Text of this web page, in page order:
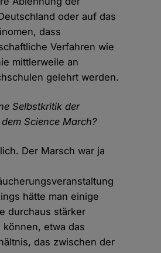
oder auf das
dass
Verfahren wie
mittlerweile an
gelehrt werden.
Selbstkritik der
Science March?
Der Marsch war ja
hätte man einige
durchaus stärker
können, etwa das
das zwischen der